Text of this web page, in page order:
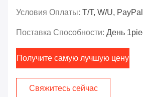
Условия Оплаты: T/T, W/U, PayPal
Поставка Способности: День
Получите самую лучшую цену
Свяжитесь сейчас